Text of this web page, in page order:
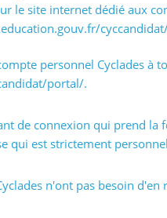
le site internet dédié aux
personnel Cyclades à
portal/.
de connexion qui prend la
qui est strictement
n'ont pas besoin d'en